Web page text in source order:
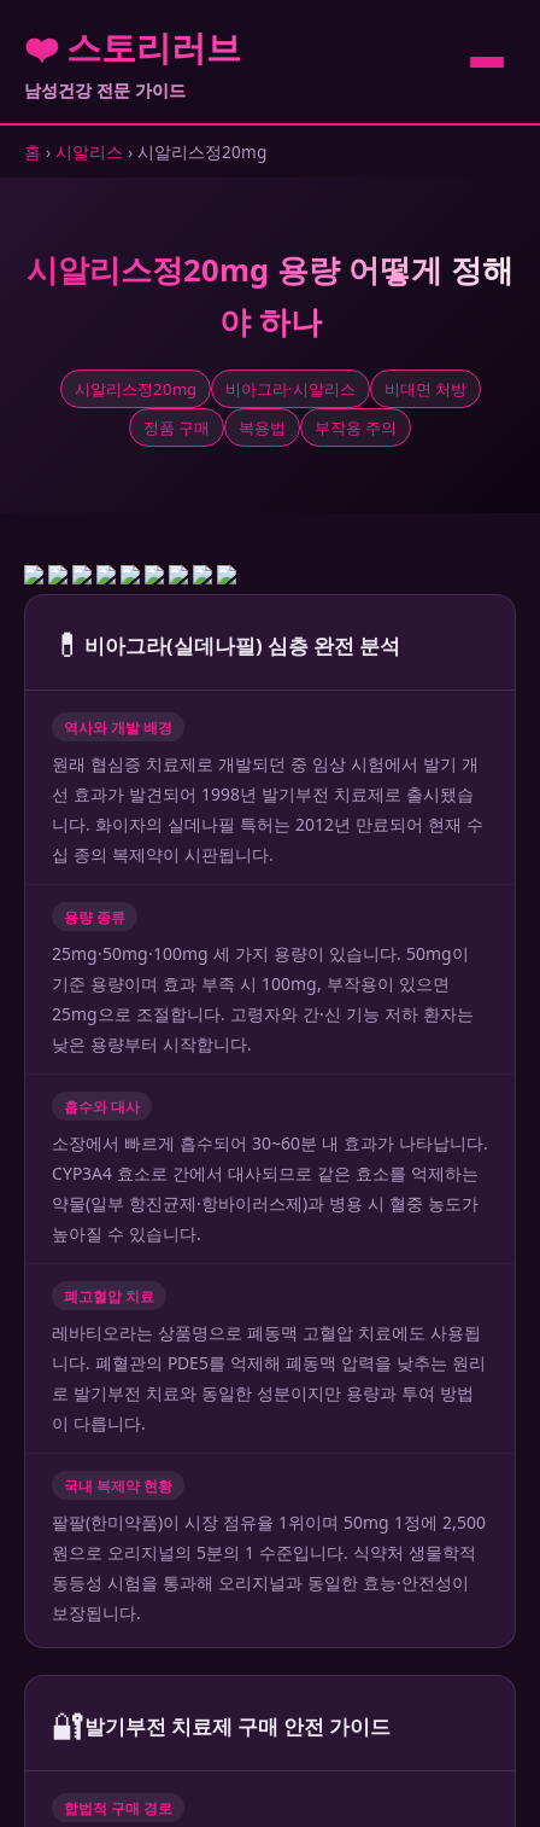
❤️ 스토리러브
남성건강 전문 가이드
홈 › 시알리스 › 시알리스정20mg
시알리스정20mg 용량 어떻게 정해
야 하나
시알리스정20mg 비아그라·시알리스
비대면 처방
정품 구매
복용법 부작용 주의
💊 비아그라(실데나필) 심층 완전 분석
역사와 개발 배경
원래 협심증 치료제로 개발되던 중 임상 시험에서 발기 개
선 효과가 발견되어 1998년 발기부전 치료제로 출시됐습
니다. 화이자의 실데나필 특허는 2012년 만료되어 현재 수
십 종의 복제약이 시판됩니다.
용량 종류
25mg·50mg·100mg 세 가지 용량이 있습니다. 50mg이
기준 용량이며 효과 부족 시 100mg, 부작용이 있으면
25mg으로 조절합니다. 고령자와 간·신 기능 저하 환자는
낮은 용량부터 시작합니다.
흡수와 대사
소장에서 빠르게 흡수되어 30~60분 내 효과가 나타납니다.
CYP3A4 효소로 간에서 대사되므로 같은 효소를 억제하는
약물(일부 항진균제·항바이러스제)과 병용 시 혈중 농도가
높아질 수 있습니다.
폐고혈압 치료
레바티오라는 상품명으로 폐동맥 고혈압 치료에도 사용됩
니다. 폐혈관의 PDE5를 억제해 폐동맥 압력을 낮추는 원리
로 발기부전 치료와 동일한 성분이지만 용량과 투여 방법
이 다릅니다.
국내 복제약 현황
팔팔(한미약품)이 시장 점유율 1위이며 50mg 1정에 2,500
원으로 오리지널의 5분의 1 수준입니다. 식약처 생물학적
동등성 시험을 통과해 오리지널과 동일한 효능·안전성이
보장됩니다.
🔐발기부전 치료제 구매 안전 가이드
합법적 구매 경로